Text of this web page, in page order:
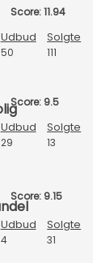
Score: 11.94
Udbud Solgte
50 111
Score: 9.5
Udbud Solgte
29 13
Score: 9.15
Udbud Solgte
4 31